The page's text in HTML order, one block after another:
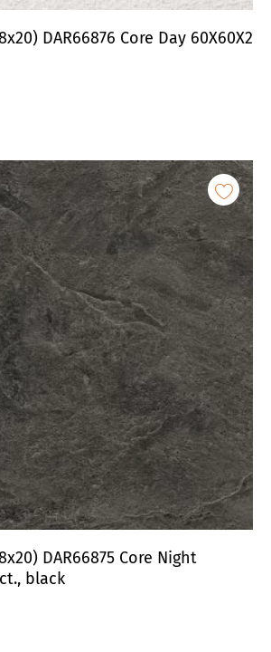
DAR66876 Core Day 60X60X2
DAR66875 Core Night
black